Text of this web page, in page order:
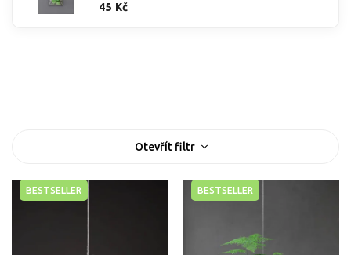
45 Kč
Otevřít filtr
BESTSELLER BESTSELLER